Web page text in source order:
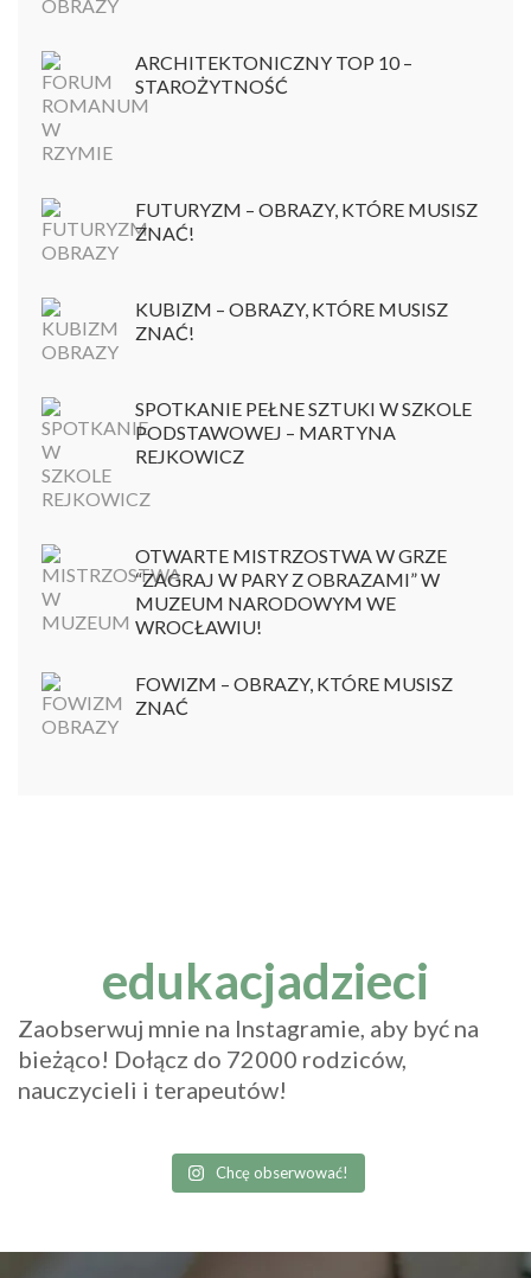
ARCHITEKTONICZNY TOP 10 –
STAROŻYTNOŚĆ
FUTURYZM – OBRAZY, KTÓRE MUSISZ
ZNAĆ!
KUBIZM – OBRAZY, KTÓRE MUSISZ
ZNAĆ!
SPOTKANIE PEŁNE SZTUKI W SZKOLE
PODSTAWOWEJ – MARTYNA
REJKOWICZ
OTWARTE MISTRZOSTWA W GRZE
“ZAGRAJ W PARY Z OBRAZAMI” W
MUZEUM NARODOWYM WE
WROCŁAWIU!
FOWIZM – OBRAZY, KTÓRE MUSISZ
ZNAĆ
edukacjadzieci
Zaobserwuj mnie na Instagramie, aby być na
bieżąco! Dołącz do 72000 rodziców,
nauczycieli i terapeutów!
Chcę obserwować!